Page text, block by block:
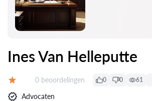
Ines Van Helleputte
Beoordelingen:
0 beoordelingen 0 0 61
Advocaten